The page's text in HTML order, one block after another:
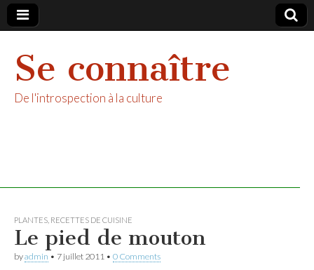
Se connaître
De l'introspection à la culture
PLANTES RECETTES DE CUISINE
Le pied de mouton
byadmin • 7 juillet 2011 • 0 Comments